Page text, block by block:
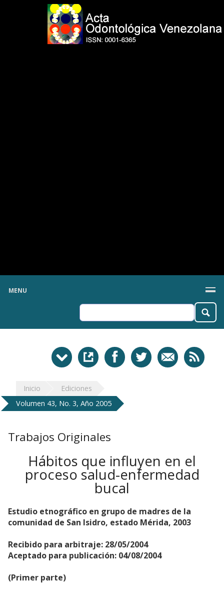
MENU
Inicio
Ediciones
Volumen 43, No. 3, Año 2005
Trabajos Originales
Hábitos que influyen en el
proceso salud-enfermedad
bucal
Estudio etnográfico en grupo de madres de la
comunidad de San Isidro, estado Mérida, 2003
Recibido para arbitraje: 28/05/2004
Aceptado para publicación: 04/08/2004
(Primer parte)